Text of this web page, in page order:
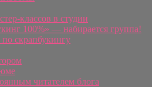
классов в студии
100%» — набирается группа!
скрапбукингу
читателем блога